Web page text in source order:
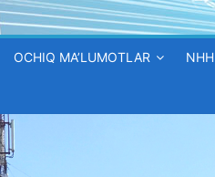
OCHIQ MA’LUMOTLAR NHH